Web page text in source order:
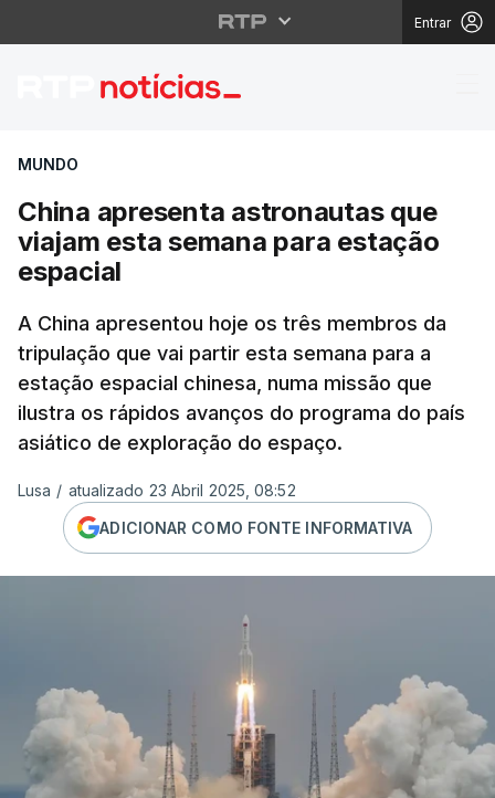
Entrar
China apresenta
MUNDO
China apresenta astronautas que
viajam esta semana para estação
espacial
A China apresentou hoje os três membros da
tripulação que vai partir esta semana para a
estação espacial chinesa, numa missão que
ilustra os rápidos avanços do programa do país
asiático de exploração do espaço.
Lusa / atualizado 23 Abril 2025, 08:52
ADICIONAR COMO FONTE INFORMATIVA